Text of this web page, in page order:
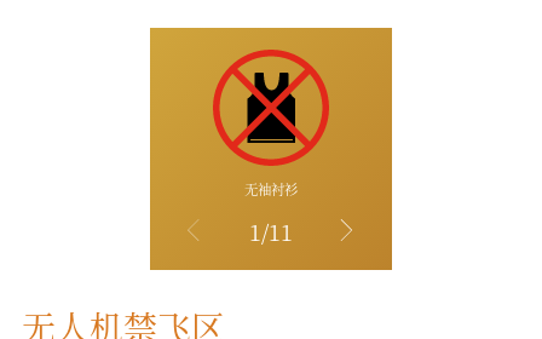
无袖衬衫
1/11
无人机禁飞区